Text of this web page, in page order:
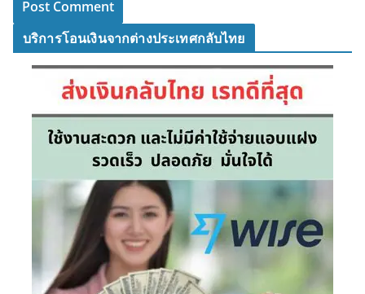
บริการโอนเงินจากต่างประเทศกลับไทย